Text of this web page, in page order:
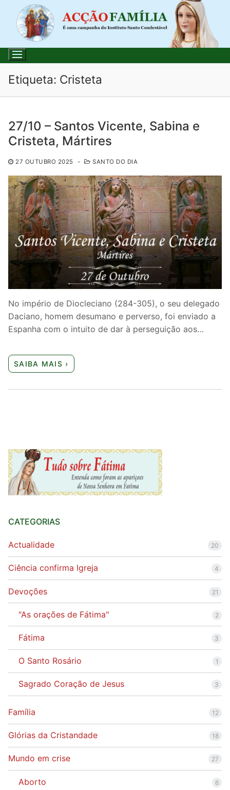
para
conteúdo
por:
Loja
Blog
Santo do Dia
Quem somos nós
Etiqueta: Cristeta
27/10 – Santos Vicente, Sabina e
Cristeta, Mártires
27 OUTUBRO 2025 - SANTO DO DIA
No império de Diocleciano (284-305), o seu delegado
Daciano, homem desumano e perverso, foi enviado a
Espanha com o intuito de dar à perseguição aos…
SAIBA MAIS ›
CATEGORIAS
Actualidade 20
Ciência confirma Igreja 4
Devoções 21
"As orações de Fátima" 2
Fátima 3
O Santo Rosário 1
Sagrado Coração de Jesus 3
Família 12
Glórias da Cristandade 18
Mundo em crise 27
Aborto 6